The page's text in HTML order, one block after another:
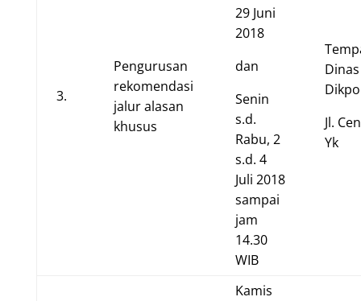
3.
Pengurusan
rekomendasi
jalur alasan
khusus
29 Juni
2018
dan
Senin
s.d.
Rabu, 2
s.d. 4
Juli 2018
sampai
jam
14.30
WIB
Dinas
Jl.
Yk
Kamis